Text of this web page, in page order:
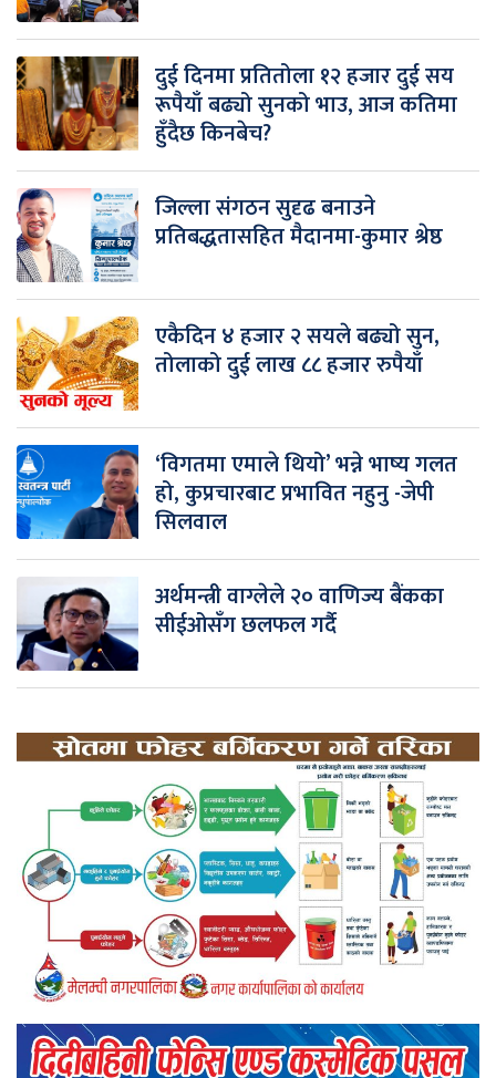
दुई दिनमा प्रतितोला १२ हजार दुई सय
रूपैयाँ बढ्यो सुनको भाउ, आज कतिमा
हुँदैछ किनबेच?
जिल्ला संगठन सुदृढ बनाउने
प्रतिबद्धतासहित मैदानमा-कुमार श्रेष्ठ
एकैदिन ४ हजार २ सयले बढ्यो सुन,
तोलाको दुई लाख ८८ हजार रुपैयाँ
‘विगतमा एमाले थियो’ भन्ने भाष्य गलत
हो, कुप्रचारबाट प्रभावित नहुनु -जेपी
सिलवाल
अर्थमन्त्री वाग्लेले २० वाणिज्य बैंकका
सीईओसँग छलफल गर्दै